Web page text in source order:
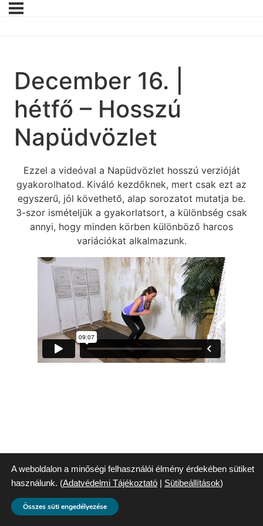
December 16. |
hétfő – Hosszú
Napüdvözlet
Ezzel a videóval a Napüdvözlet hosszú verzióját
gyakorolhatod. Kiváló kezdőknek, mert csak ezt az
egyszerű, jól követhető, alap sorozatot mutatja be.
3-szor ismételjük a gyakorlatsort, a különbség csak
annyi, hogy minden körben különböző harcos
variációkat alkalmazunk.
A weboldalon a minőségi felhasználói élmény érdekében sütiket
használunk. (Adatvédelmi Tájékoztató Sütibeállítások)
Összes süti engedélyezése